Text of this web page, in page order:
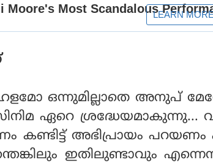
ഒന്നുമില്ലാതെ അനുപ്
ഏറെ ശ്രദ്ധേയമാകുന്നു...
അഭിപ്രായം പറയണം
ഇതിലുണ്ടാവും